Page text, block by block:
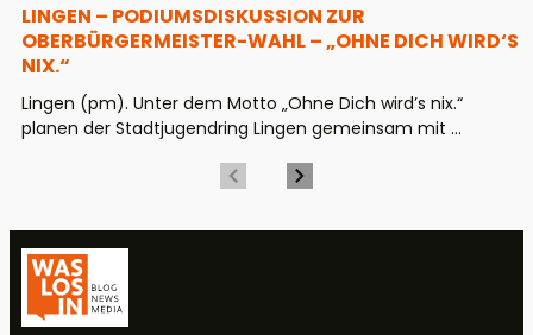
LINGEN – PODIUMSDISKUSSION ZUR
OBERBÜRGERMEISTER-WAHL – „OHNE DICH WIRD‘S
NIX.“
Lingen (pm). Unter dem Motto „Ohne Dich wird’s nix.“
planen der Stadtjugendring Lingen gemeinsam mit ...